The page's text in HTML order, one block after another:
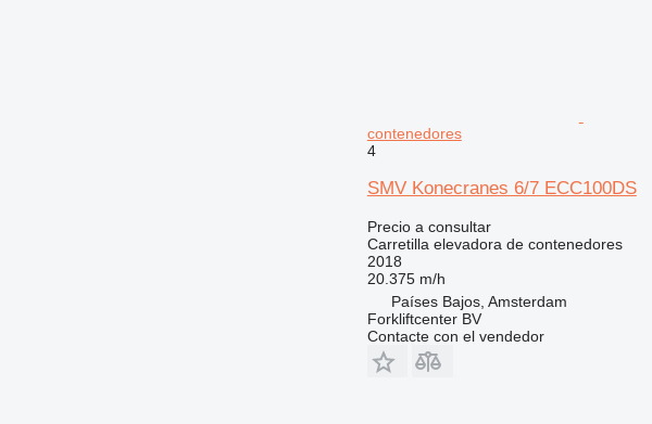
contenedores
4
SMV Konecranes 6/7 ECC100DS
Precio a consultar
Carretilla elevadora de contenedores
2018
20.375 m/h
Países Bajos, Amsterdam
Forkliftcenter BV
Contacte con el vendedor